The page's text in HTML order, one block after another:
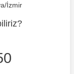
İzmir